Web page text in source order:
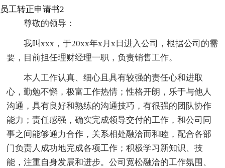
员工转正申请书2
尊敬的领导：
我叫xxx，于20xx年x月x日进入公司，根据公司的需
要，目前担任理财经理一职，负责销售工作。
本人工作认真、细心且具有较强的责任心和进取
心，勤勉不懈，极富工作热情；性格开朗，乐于与他人
沟通，具有良好和熟练的沟通技巧，有很强的团队协作
能力；责任感强，确实完成领导交付的工作，和公司同
事之间能够通力合作，关系相处融洽而和睦，配合各部
门负责人成功地完成各项工作；积极学习新知识、技
能，注重自身发展和进步。公司宽松融洽的工作氛围、